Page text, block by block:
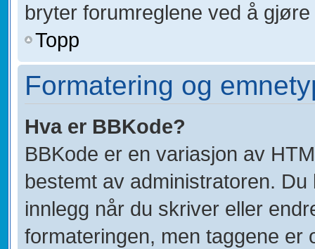
bryter forumreglene ved å gjøre
Topp
Formatering og
Hva er BBKode?
BBKode er en variasjon av
bestemt av administratoren.
innlegg når du skriver eller
formateringen, men taggene er